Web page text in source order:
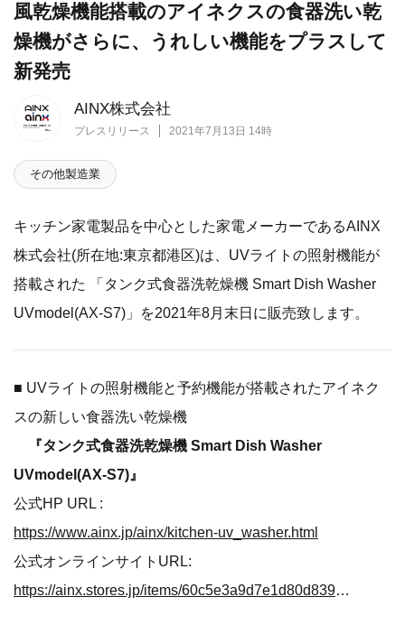
AINX株式会社
プレスリリース 2021年7月13日 14時
風乾燥機能搭載のアイネクスの食器洗い乾
燥機がさらに、うれしい機能をプラスして
新発売
その他製造業
​キッチン家電製品を中心とした家電メーカーであるAINX
株式会社(所在地:東京都港区)は、UVライトの照射機能が
搭載された 「タンク式食器洗乾燥機 Smart Dish Washer
UVmodel(AX-S7)」を2021年8月末日に販売致します。
​■ UVライトの照射機能と予約機能が搭載されたアイネク
スの新しい食器洗い乾燥機
『タンク式食器洗乾燥機 Smart Dish Washer
UVmodel(AX-S7)』
公式HP URL :
https://www.ainx.jp/ainx/kitchen-uv_washer.html
公式オンラインサイトURL:
https://ainx.stores.jp/items/60c5e3a9d7e1d80d839c2202